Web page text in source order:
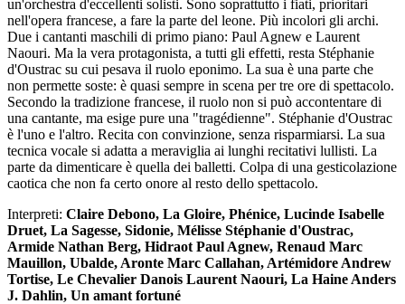
un'orchestra d'eccellenti solisti. Sono soprattutto i fiati, prioritari
nell'opera francese, a fare la parte del leone. Più incolori gli archi.
Due i cantanti maschili di primo piano: Paul Agnew e Laurent
Naouri. Ma la vera protagonista, a tutti gli effetti, resta Stéphanie
d'Oustrac su cui pesava il ruolo eponimo. La sua è una parte che
non permette soste: è quasi sempre in scena per tre ore di spettacolo.
Secondo la tradizione francese, il ruolo non si può accontentare di
una cantante, ma esige pure una "tragédienne". Stéphanie d'Oustrac
è l'uno e l'altro. Recita con convinzione, senza risparmiarsi. La sua
tecnica vocale si adatta a meraviglia ai lunghi recitativi lullisti. La
parte da dimenticare è quella dei balletti. Colpa di una gesticolazione
caotica che non fa certo onore al resto dello spettacolo.
Interpreti: Claire Debono, La Gloire, Phénice, Lucinde Isabelle
Druet, La Sagesse, Sidonie, Mélisse Stéphanie d'Oustrac,
Armide Nathan Berg, Hidraot Paul Agnew, Renaud Marc
Mauillon, Ubalde, Aronte Marc Callahan, Artémidore Andrew
Tortise, Le Chevalier Danois Laurent Naouri, La Haine Anders
J. Dahlin, Un amant fortuné